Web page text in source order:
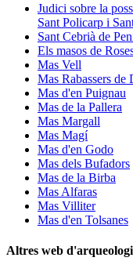
Judici sobre la
Sant Policarp i
Sant Cebrià de
Els masos de
Mas Vell
Mas Rabassers de
Mas d'en Puignau
Mas de la Pallera
Mas Margall
Mas Magí
Mas d'en Godo
Mas dels Bufadors
Mas de la Birba
Mas Alfaras
Mas Villiter
Mas d'en Tolsanes
Altres web